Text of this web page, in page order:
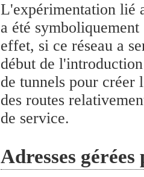
L'expérimentation lié
a été
effet, si ce réseau a
début de
de tunnels pour
des routes
de service.
Adresses